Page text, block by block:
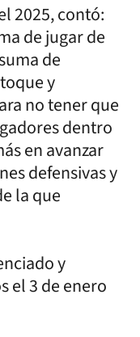
2025, contó:
de jugar de
de
y
no tener que
dentro
en avanzar
defensivas y
la que
y
el 3 de enero